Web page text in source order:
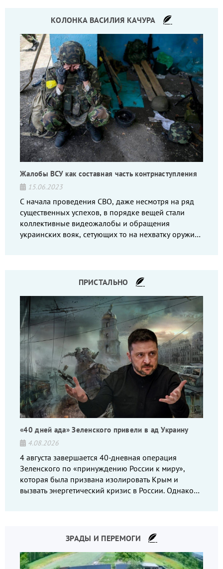
КОЛОНКА ВАСИЛИЯ КАЧУРА
Жалобы ВСУ как составная часть контрнаступления
15.06.2023
С начала проведения СВО, даже несмотря на ряд
существенных успехов, в порядке вещей стали
коллективные видеожалобы и обращения
украинских вояк, сетующих то на нехватку оружия,
ПРИСТАЛЬНО
«40 дней ада» Зеленского привели в ад Украину
4.08.2026
4 августа завершается 40-дневная операция
Зеленского по «принуждению России к миру»,
которая была призвана изолировать Крым и
вызвать энергетический кризис в России. Однако
ЗРАДЫ И ПЕРЕМОГИ